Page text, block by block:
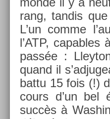
rang, tan­dis
L’un comme
l’ATP,
passée :
quand il
battu 15 fois (!)
cours d’un bel
succès à